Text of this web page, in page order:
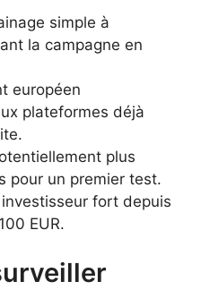
simple à
la campagne en
européen
plateformes déjà
plus
pour un premier test.
fort depuis
EUR.